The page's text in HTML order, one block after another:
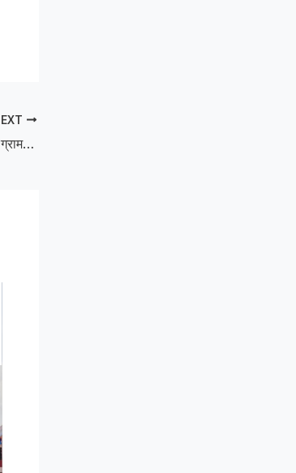
Shindi Gram Panchayat :शिंदी ग्रामपंचायतीत सन २०२४-२५ चे कॅशबुक गायब; ऑडिट पथक रिकाम्या हाताने परत